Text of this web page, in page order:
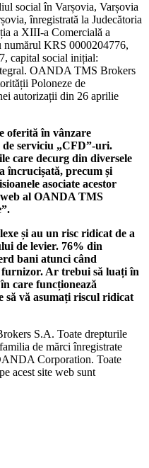
social în Varșovia, Varșovia
înregistrată la Judecătoria
a XIII-a Comercială a
KRS 0000204776,
capital social inițial:
OANDA TMS Brokers
Poloneze de
autorizații din 26 aprilie
oferită în vânzare
serviciu „CFD”-uri.
care decurg din diversele
încrucișată, precum și
asociate acestor
al OANDA TMS
și au un risc ridicat de a
de levier. 76% din
bani atunci când
Ar trebui să luați în
care funcționează
să vă asumați riscul ridicat
S.A. Toate drepturile
de mărci înregistrate
Corporation. Toate
acest site web sunt